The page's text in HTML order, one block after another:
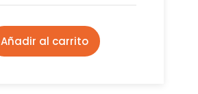
Añadir al carrito